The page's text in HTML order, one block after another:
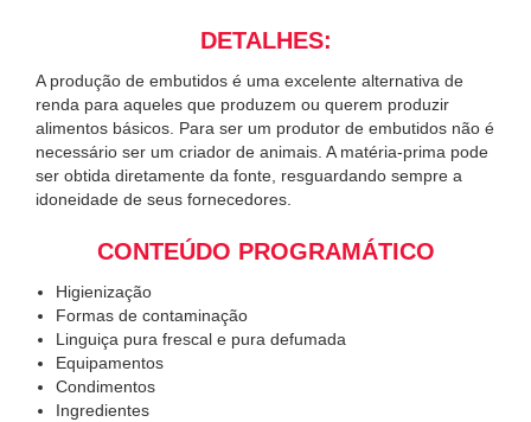
DETALHES:
A produção de embutidos é uma excelente alternativa de
renda para aqueles que produzem ou querem produzir
alimentos básicos. Para ser um produtor de embutidos não é
necessário ser um criador de animais. A matéria-prima pode
ser obtida diretamente da fonte, resguardando sempre a
idoneidade de seus fornecedores.
CONTEÚDO PROGRAMÁTICO
Higienização
Formas de contaminação
Linguiça pura frescal e pura defumada
Equipamentos
Condimentos
Ingredientes